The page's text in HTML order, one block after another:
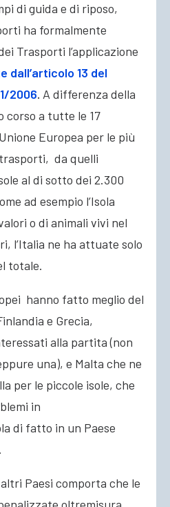
di guida e di riposo,
ha formalmente
Trasporti l’applicazione
dall’articolo 13 del
2006. A differenza della
corso a tutte le 17
Europea per le più
da quelli
al di sotto dei 2.300
ad esempio l’Isola
o di animali vivi nel
l’Italia ne ha attuate solo
totale.
hanno fatto meglio del
e Grecia,
alla partita (non
una), e Malta che ne
per le piccole isole, che
in
di fatto in un Paese
Paesi comporta che le